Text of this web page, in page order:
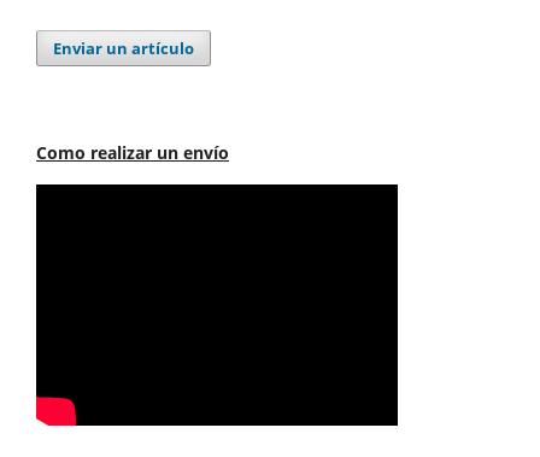
Enviar un artículo
Como realizar un envío